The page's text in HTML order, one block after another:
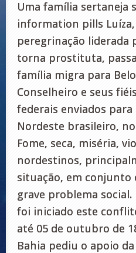
Uma família sertaneja
information pills
peregrinação liderada
torna prostituta,
família migra para
Conselheiro e seus
federais enviados
Nordeste brasileiro,
Fome, seca, miséria,
nordestinos,
situação, em conjunto
grave problema
foi iniciado este
até 05 de outubro de
Bahia pediu o apoio